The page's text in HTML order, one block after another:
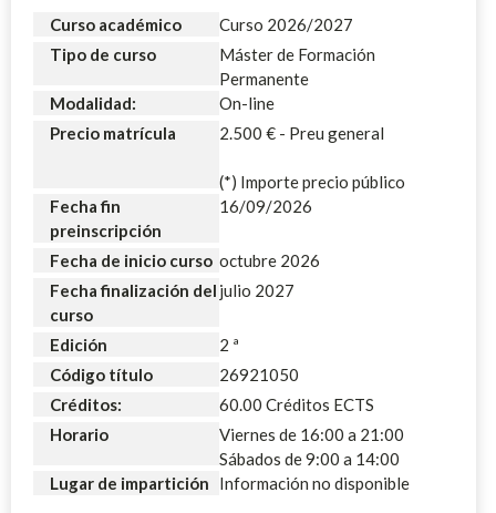
Curso académico
Curso 2026/2027
Tipo de curso
Máster de Formación
Permanente
Modalidad:
On-line
Precio matrícula
2.500 € - Preu general
(*) Importe precio público
Fecha fin
preinscripción
16/09/2026
Fecha de inicio curso octubre 2026
Fecha finalización del
curso
julio 2027
Edición
2 ª
Código título
26921050
Créditos:
60.00 Créditos ECTS
Horario
Viernes de 16:00 a 21:00
Sábados de 9:00 a 14:00
Lugar de impartición
Información no disponible